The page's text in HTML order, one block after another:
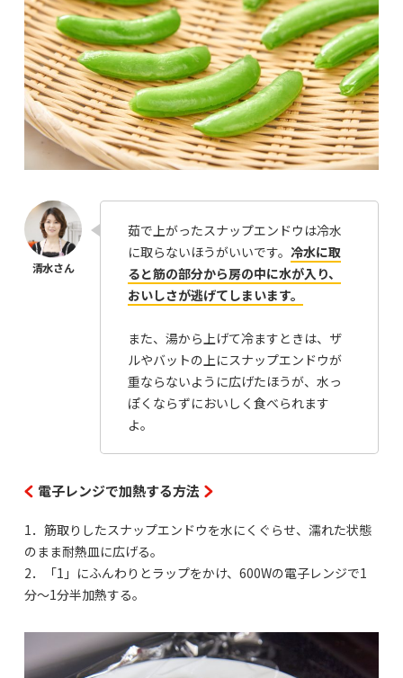
茹で上がったスナップエンドウは冷水
に取らないほうがいいです。 冷水に取
ると筋の部分から房の中に水が入り、
おいしさが逃げてしまいます。
また、湯から上げて冷ますときは、ザ
ルやバットの上にスナップエンドウが
重ならないように広げたほうが、水っ
ぽくならずにおいしく食べられます
よ。
電子レンジで加熱する方法
1．筋取りしたスナップエンドウを水にくぐらせ、濡れた状態
のまま耐熱皿に広げる。
2．「1」にふんわりとラップをかけ、600Wの電子レンジで1
分〜1分半加熱する。